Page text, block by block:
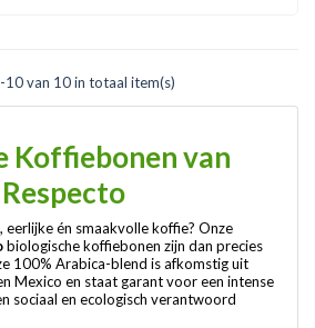
10 van 10 in totaal item(s)
Koffiebonen van
eerlijke én smaakvolle koffie? Onze
biologische koffiebonen zijn dan precies
100% Arabica-blend is afkomstig uit
Mexico en staat garant voor een intense
sociaal en ecologisch verantwoord